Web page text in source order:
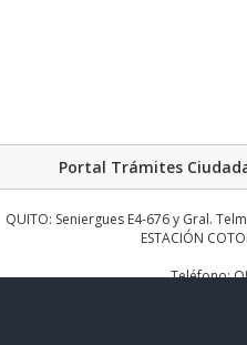
Portal Trámites
QUITO: Seniergues E4-676 y Gral.
ESTACIÓN
Teléfono: